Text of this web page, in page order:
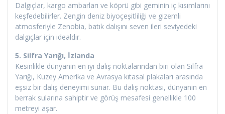
Dalgıçlar, kargo ambarları ve köprü gibi geminin iç kısımlarını
keşfedebilirler. Zengin deniz biyoçeşitliliği ve gizemli
atmosferiyle Zenobia, batık dalışını seven ileri seviyedeki
dalgıçlar için idealdir.
5. Silfra Yarığı, İzlanda
Kesinlikle dünyanın en iyi dalış noktalarından biri olan Silfra
Yarığı, Kuzey Amerika ve Avrasya kıtasal plakaları arasında
eşsiz bir dalış deneyimi sunar. Bu dalış noktası, dünyanın en
berrak sularına sahiptir ve görüş mesafesi genellikle 100
metreyi aşar.